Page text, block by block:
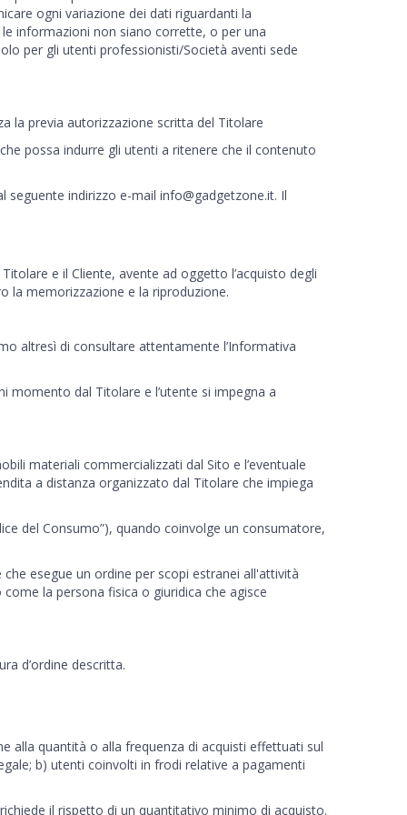
ogni variazione dei dati riguardanti la
informazioni non siano corrette, o per una
per gli utenti professionisti/Società aventi sede
la previa autorizzazione scritta del Titolare
possa indurre gli utenti a ritenere che il contenuto
seguente indirizzo e-mail info@gadgetzone.it. Il
e il Cliente, avente ad oggetto l’acquisto degli
la memorizzazione e la riproduzione.
altresì di consultare attentamente l’Informativa
momento dal Titolare e l’utente si impegna a
materiali commercializzati dal Sito e l’eventuale
a distanza organizzato dal Titolare che impiega
del Consumo”), quando coinvolge un consumatore,
esegue un ordine per scopi estranei all'attività
la persona fisica o giuridica che agisce
d’ordine descritta.
alla quantità o alla frequenza di acquisti effettuati sul
b) utenti coinvolti in frodi relative a pagamenti
il rispetto di un quantitativo minimo di acquisto.